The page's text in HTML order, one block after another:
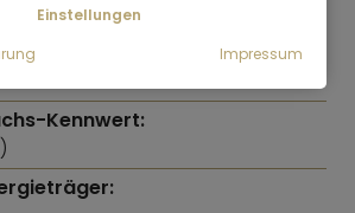
Klasse:
Kennwert:
Einstellungen
Impressum